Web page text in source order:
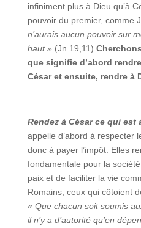
infiniment plus à Dieu qu’à
pouvoir du premier, comme
n’aurais aucun pouvoir sur
haut.» (Jn 19,11)
que signifie d’abord
César et ensuite, rendre à
Rendez à César ce qui est
appelle d’abord à respecter
donc à payer l’impôt. Elles
fondamentale pour la
paix et de faciliter la vie
Romains, ceux qui côtoient
« Que chacun soit soumis
il n’y a d’autorité qu’en